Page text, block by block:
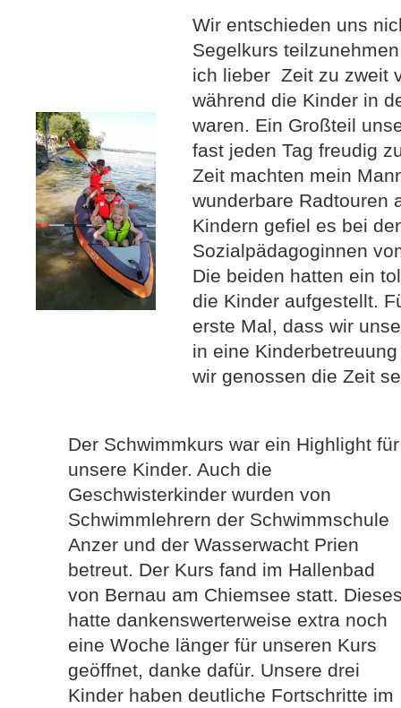
Wir entschieden uns
Segelkurs
ich lieber Zeit zu zweit
während die Kinder in
waren. Ein Großteil
fast jeden Tag freudig
Zeit machten mein
wunderbare Radtouren
Kindern gefiel es bei
Sozialpädagoginnen
Die beiden hatten ein
die Kinder aufgestellt.
erste Mal, dass wir
in eine
wir genossen die Zeit
Der Schwimmkurs war ein Highlight für
unsere Kinder. Auch die
Geschwisterkinder wurden von
Schwimmlehrern der Schwimmschule
Anzer und der Wasserwacht Prien
betreut. Der Kurs fand im Hallenbad
von Bernau am Chiemsee statt.
hatte dankenswerterweise extra noch
eine Woche länger für unseren Kurs
geöffnet, danke dafür. Unsere drei
Kinder haben deutliche Fortschritte im